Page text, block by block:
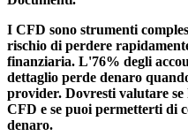
I CFD sono strumenti
rischio di perdere
finanziaria. L'76% degli
dettaglio perde denaro
provider. Dovresti valutare
CFD e se puoi permetterti di
denaro.